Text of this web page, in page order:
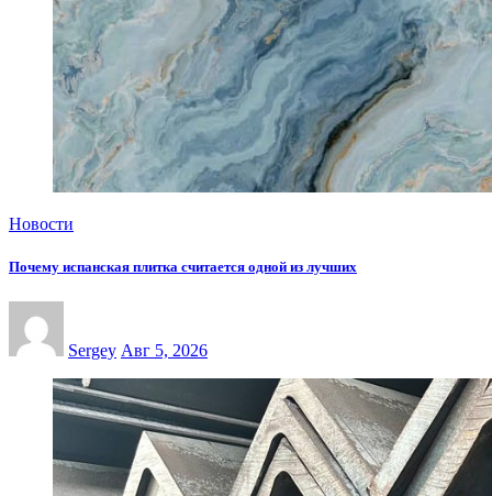
Новости
Почему испанская плитка считается одной из лучших
Sergey Авг 5, 2026